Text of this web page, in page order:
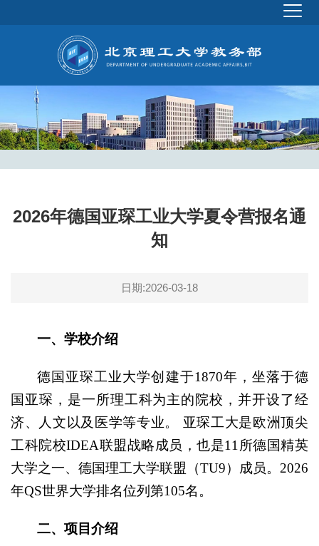
2026年德国亚琛工业大学夏令营报名通
知
日期:2026-03-18
一、学校介绍
德国亚琛工业大学创建于1870年，坐落于德
国亚琛，是一所理工科为主的院校，并开设了经
济、人文以及医学等专业。 亚琛工大是欧洲顶尖
工科院校IDEA联盟战略成员，也是11所德国精英
大学之一、德国理工大学联盟（TU9）成员。2026
年QS世界大学排名位列第105名。
二、项目介绍